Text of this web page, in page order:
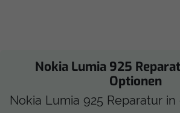
Nokia Lumia 925
Optionen
Nokia Lumia 925 Reparatur in